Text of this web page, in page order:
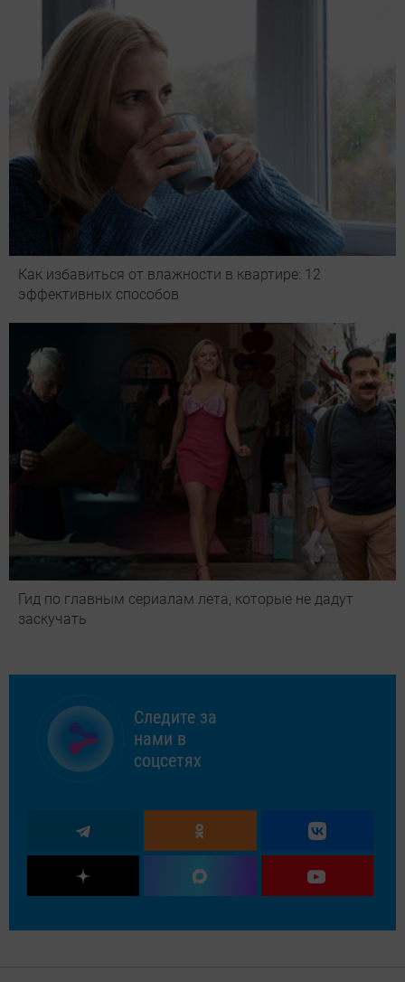
Как избавиться от влажности в квартире: 12
эффективных способов
Гид по главным сериалам лета, которые не дадут
заскучать
Следите за
нами в
соцсетях